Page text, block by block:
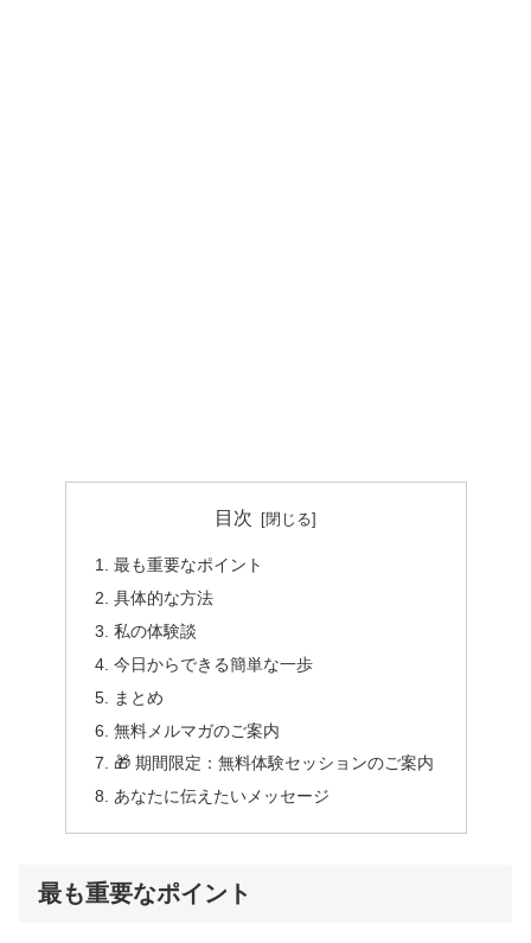
目次
最も重要なポイント
具体的な方法
私の体験談
今日からできる簡単な一歩
まとめ
無料メルマガのご案内
🎁 期間限定：無料体験セッションのご案内
あなたに伝えたいメッセージ
最も重要なポイント